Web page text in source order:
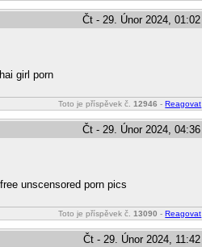
Čt - 29. Únor 2024, 01:02
girl porn
Toto je příspěvek č.12946 - Reagovat
Čt - 29. Únor 2024, 04:36
unscensored porn pics
Toto je příspěvek č.13090 - Reagovat
Čt - 29. Únor 2024, 11:42